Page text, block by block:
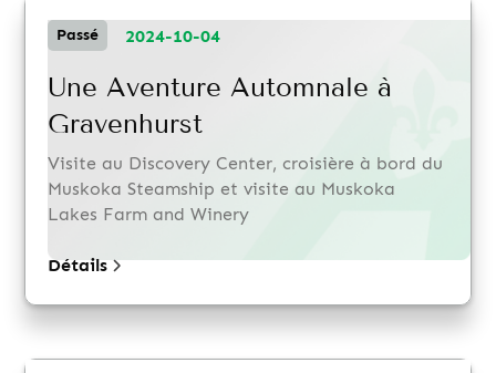
Passé 2024-10-04
Une Aventure Automnale à
Gravenhurst
Visite au Discovery Center, croisière à bord du
Muskoka Steamship et visite au Muskoka
Lakes Farm and Winery
Détails